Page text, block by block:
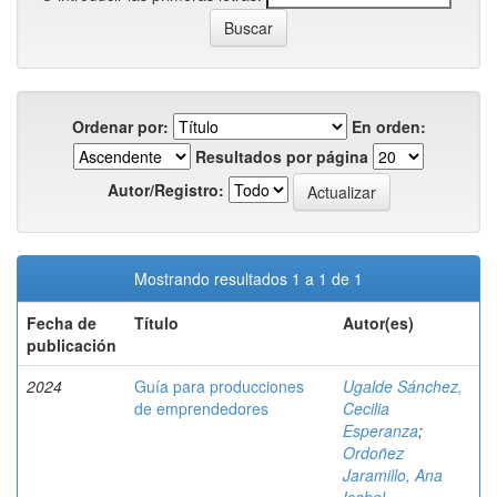
Ordenar por:
En orden:
Resultados por página
Autor/Registro:
Mostrando resultados 1 a 1 de 1
Fecha de
publicación
Título Autor(es)
2024
Guía para producciones
de emprendedores
Ugalde Sánchez,
Cecilia
Esperanza;
Ordoñez
Jaramillo, Ana